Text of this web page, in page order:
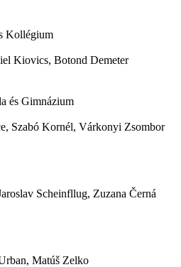
Kollégium
Kiovics, Botond Demeter
és Gimnázium
Szabó Kornél, Várkonyi Zsombor
Scheinfllug, Zuzana Černá
Matúš Zelko